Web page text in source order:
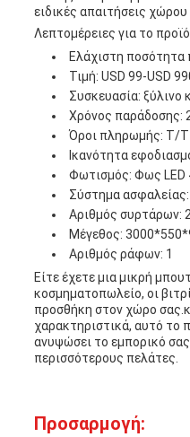
ειδικές απαιτήσεις χώρου
Λεπτομέρειες για το
Ελάχιστη ποσότητα
Τιμή: USD 99-USD
Συσκευασία: ξύλινο
Χρόνος παράδοσης:
Όροι πληρωμής: T/T
Ικανότητα
Φωτισμός: Φως LED
Σύστημα
Αριθμός συρτάρων:
Μέγεθος:
Αριθμός ράφων: 1
Είτε έχετε μια μικρή
κοσμηματοπωλείο, οι
προσθήκη στον χώρο
χαρακτηριστικά, αυτό το
ανυψώσει το εμπορικό
περισσότερους πελάτες.
Προσαρμογή: